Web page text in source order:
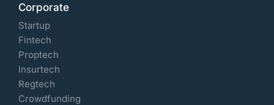
Corporate
Startup
Fintech
Proptech
Insurtech
Regtech
Crowdfunding